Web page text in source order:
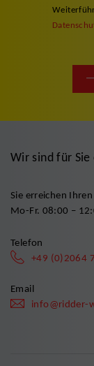
Wir sind für
Sie erreichen
Mo-Fr. 08:00 –
Telefon
+49 (0)2064
Email
info@ridder-